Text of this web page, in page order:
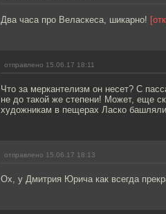
Два часа про Веласкеса, шикарно!
отправлено 15.06.17 18:11
Что за меркантелизм он несет? С
не до такой же степени! Может, еще
художникам в пещерах Ласко
отправлено 15.06.17 18:13
Ох, у Дмитрия Юрича как всегда